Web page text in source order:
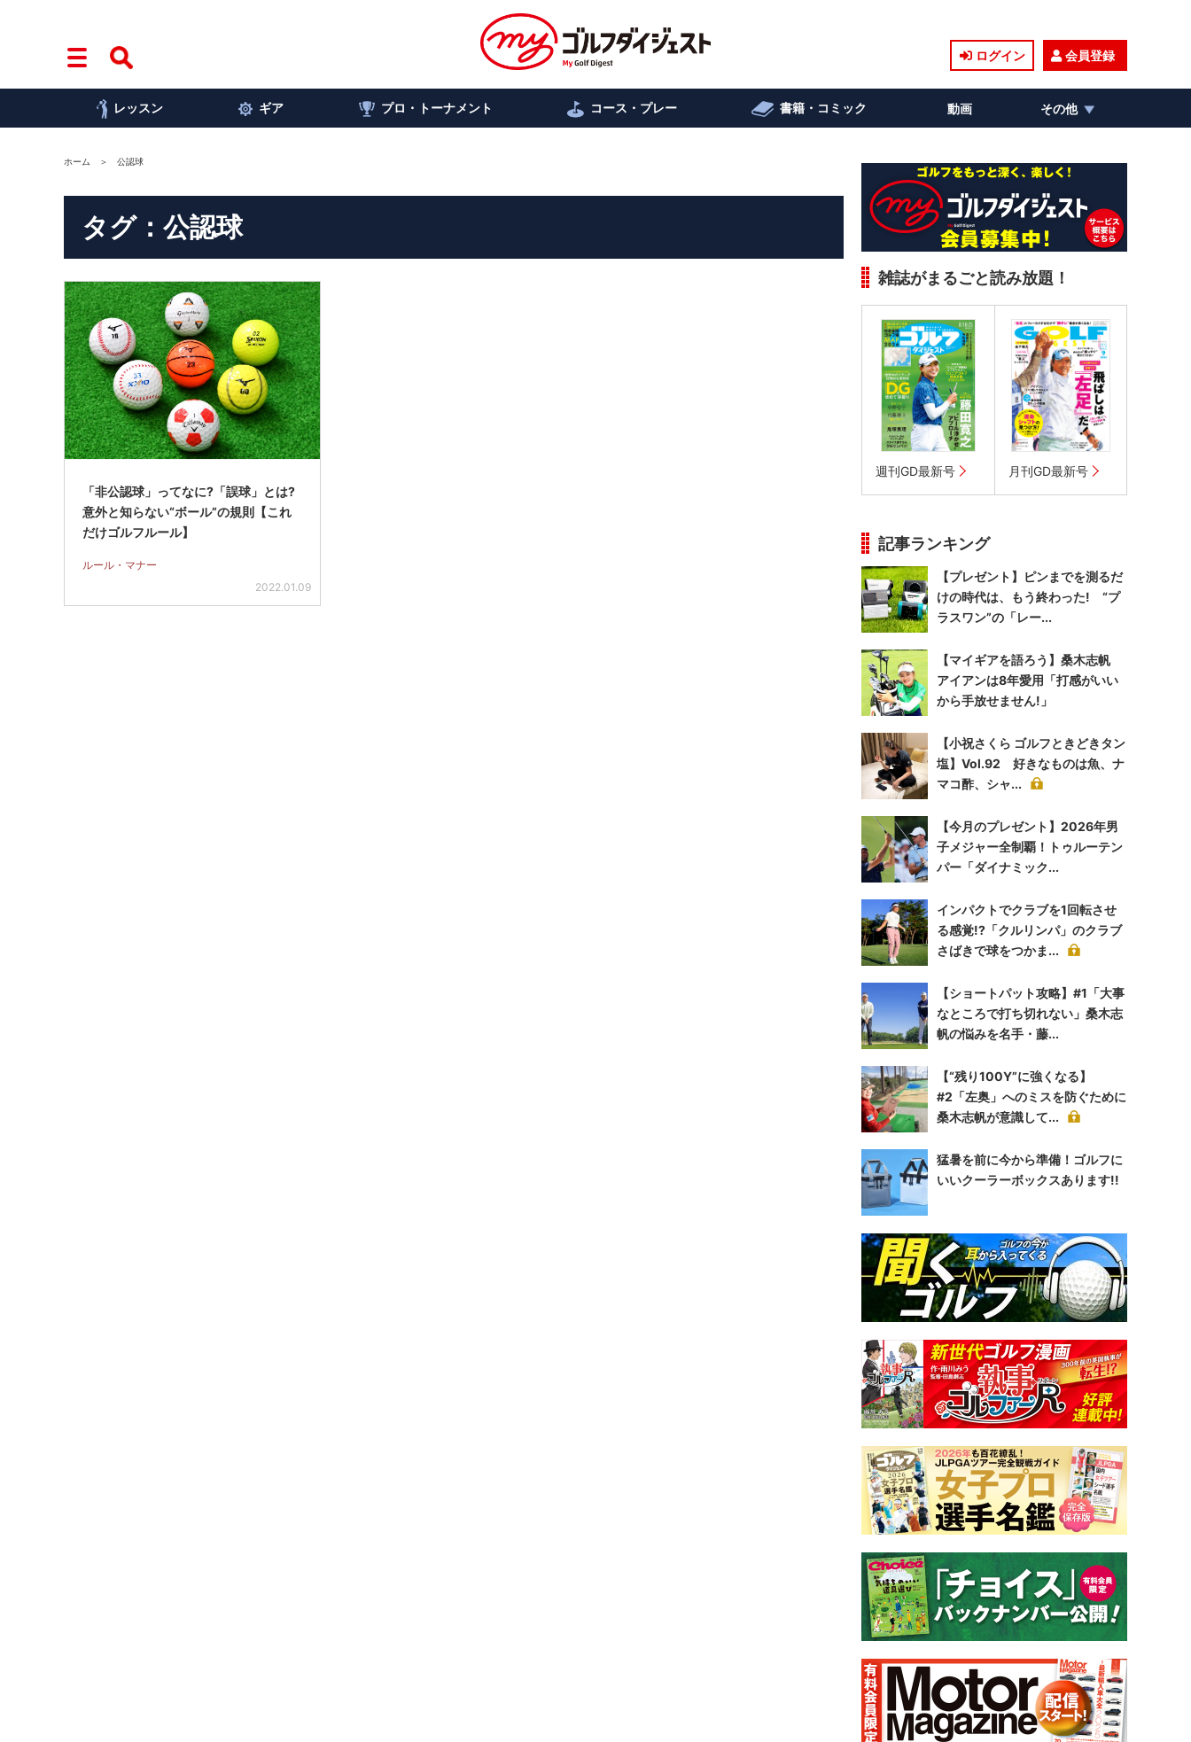
ログイン 会員登録
レッスン ギア プロ・トーナメント コース・プレー 書籍・コミック 動画 その他
ホーム 公認球
タグ：公認球
「非公認球」ってなに?「誤球」とは?
意外と知らない“ボール”の規則【これ
だけゴルフルール】
ルール・マナー
2022.01.09
雑誌がまるごと読み放題！
週刊GD最新号 月刊GD最新号
記事ランキング
【プレゼント】ピンまでを測るだ
けの時代は、もう終わった! “プ
ラスワン”の「レー...
【マイギアを語ろう】桑木志帆
アイアンは8年愛用「打感がいい
から手放せません!」
【小祝さくら ゴルフときどきタン
塩】Vol.92 好きなものは魚、ナ
マコ酢、シャ...
【今月のプレゼント】2026年男
子メジャー全制覇！トゥルーテン
パー「ダイナミック...
インパクトでクラブを1回転させ
る感覚!?「クルリンパ」のクラブ
さばきで球をつかま...
【ショートパット攻略】#1「大事
なところで打ち切れない」桑木志
帆の悩みを名手・藤...
【“残り100Y”に強くなる】
#2「左奥」へのミスを防ぐために
桑木志帆が意識して...
猛暑を前に今から準備！ゴルフに
いいクーラーボックスあります!!